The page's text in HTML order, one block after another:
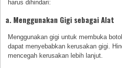
harus dihindari:
a. Menggunakan Gigi sebagai Alat
Menggunakan gigi untuk membuka
dapat menyebabkan kerusakan gigi.
mencegah kerusakan lebih lanjut.